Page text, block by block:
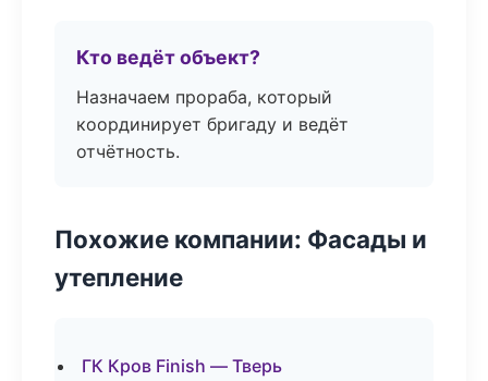
Кто ведёт объект?
Назначаем прораба, который
координирует бригаду и ведёт
отчётность.
Похожие компании: Фасады и
утепление
ГК Кров Finish — Тверь